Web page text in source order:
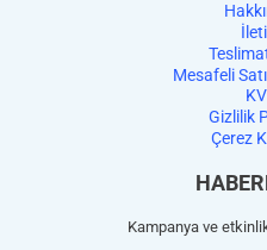
Mesafeli
Gizlilik
Çerez
Kampanya ve